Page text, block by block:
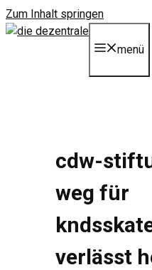
Zum Inhalt springen
menü
cdw-
weg für
verlässt